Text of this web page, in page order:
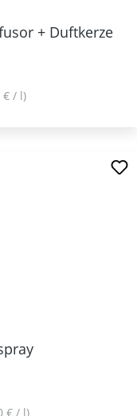
+ Duftkerze
€ / l)
€ / l)